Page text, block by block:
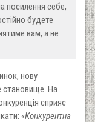
посилення себе,
будете
вам, а не
нову
становище. На
сприяє
«Конкурентна